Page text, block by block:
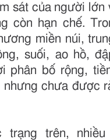
sát của người lớn
còn hạn chế.
miền núi,
suối, ao hồ,
phân bố rộng,
nhưng chưa được
trạng trên, nhiều